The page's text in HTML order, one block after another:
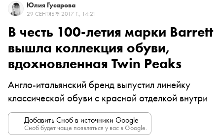
Юлия Гусарова
29 СЕНТЯБРЯ 2017 Г., 14:21
В честь 100-летия марки Barrett
вышла коллекция обуви,
вдохновленная Twin Peaks
Англо-итальянский бренд выпустил линейку
классической обуви с красной отделкой внутри
Добавить Сноб в источники Google
Сноб будет чаще появляться у вас в Google.